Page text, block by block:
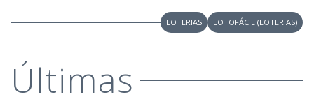
LOTERIAS LOTOFÁCIL (LOTERIAS)
Últimas